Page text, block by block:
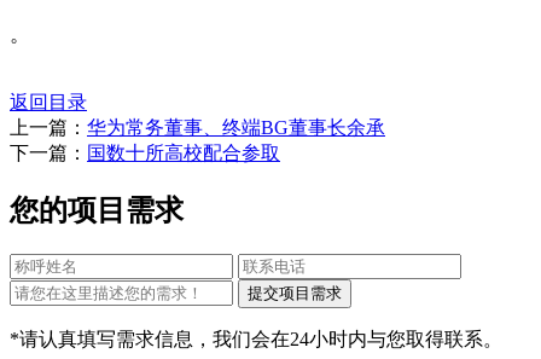
。
返回目录
上一篇： 华为常务董事、终端BG董事长余承
下一篇： 国数十所高校配合参取
您的项目需求
*请认真填写需求信息，我们会在24小时内与您取得联系。